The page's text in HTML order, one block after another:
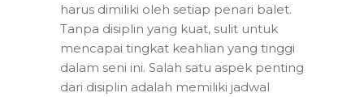
harus dimiliki oleh setiap penari balet.
Tanpa disiplin yang kuat, sulit untuk
mencapai tingkat keahlian yang tinggi
dalam seni ini. Salah satu aspek penting
dari disiplin adalah memiliki jadwal